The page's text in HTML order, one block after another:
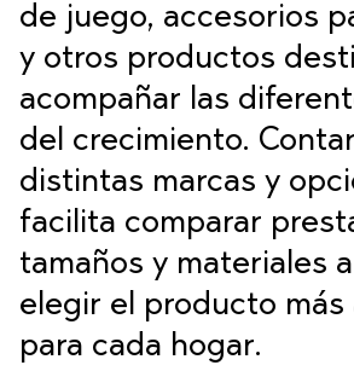
de juego, accesorios
y otros productos
acompañar las
del crecimiento.
distintas marcas y
facilita comparar
tamaños y materiales
elegir el producto más
para cada hogar.